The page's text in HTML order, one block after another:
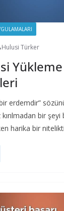
Hulusi Türker
bir erdemdir”
bir
harika bir